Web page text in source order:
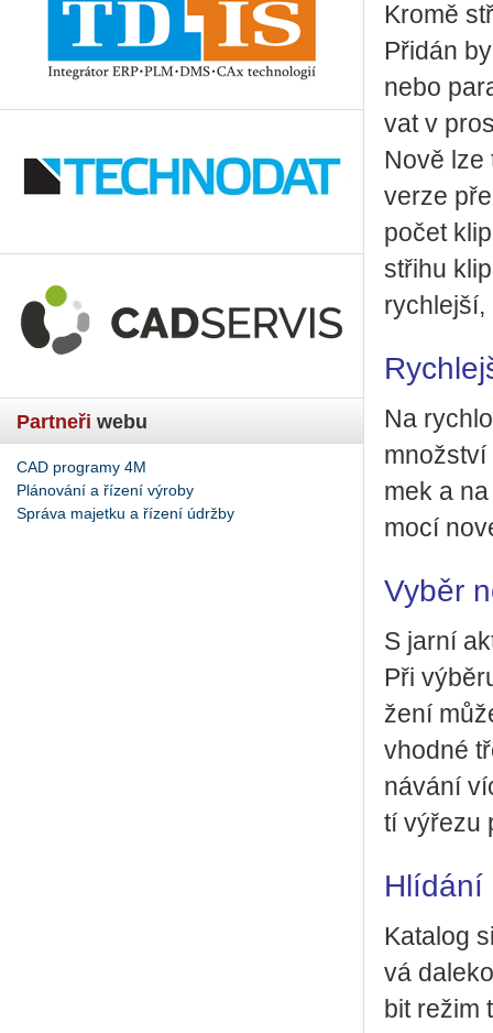
Partneři webu
CAD programy 4M
Plánování a řízení výroby
Správa majetku a řízení údržby
Kromě
Při­dán
nebo
vat v
Nově lze
verze
počet
stři­hu
rych­lej­ší,
Na
mek a
mo­cí
Vyběr
S jarní
Při
že­ní
vhod­né
ná­vá­ní
tí vý­ře­zu
Hlí­dá­ní
Ka­ta­log
vá
bit režim